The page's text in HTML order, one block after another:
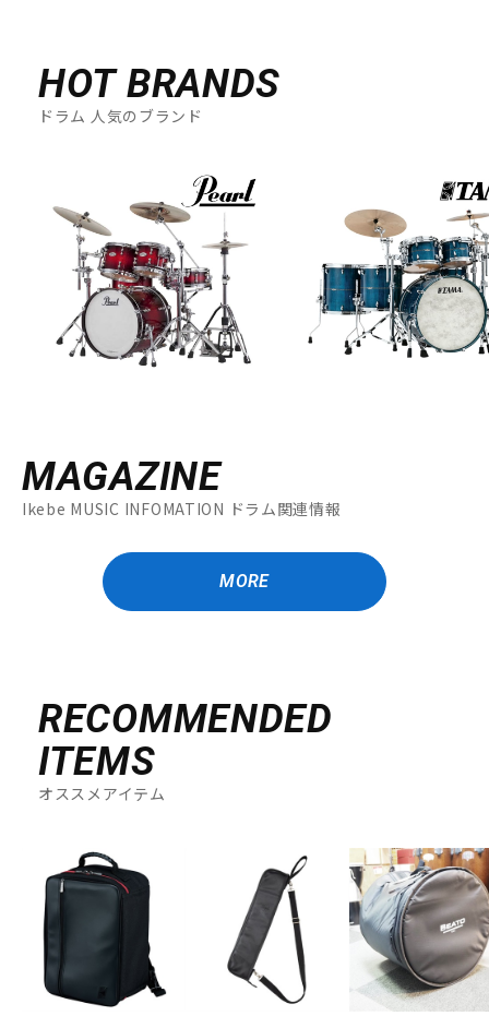
HOT BRANDS
ドラム 人気のブランド
MAGAZINE
Ikebe MUSIC INFOMATION ドラム関連情報
MORE
RECOMMENDED
ITEMS
オススメアイテム